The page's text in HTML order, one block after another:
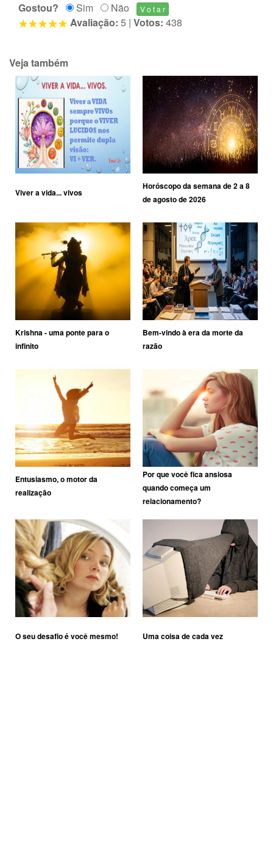
Gostou? Sim
Não
Avaliação: 5 | Votos: 438
Veja também
Viver a vida... vivos
Horóscopo da semana de 2 a 8
de agosto de 2026
Krishna - uma ponte para o
infinito
Bem-vindo à era da morte da
razão
Entusiasmo, o motor da
realização
Por que você fica ansiosa
quando começa um
relacionamento?
O seu desafio é você mesmo! Uma coisa de cada vez